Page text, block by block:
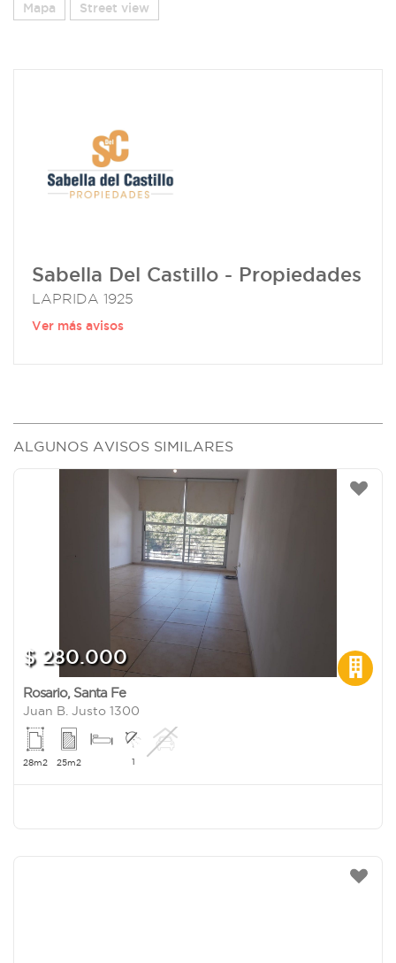
Mapa Street view
Sabella Del Castillo - Propiedades
LAPRIDA 1925
Ver más avisos
ALGUNOS AVISOS SIMILARES
$ 280.000
Rosario, Santa Fe
Juan B. Justo 1300
28m2 25m2 1